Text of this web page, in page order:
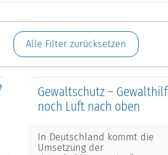
Alle Filter zurücksetzen
Gewaltschutz –
noch Luft nach oben
In Deutschland kommt die
Umsetzung der